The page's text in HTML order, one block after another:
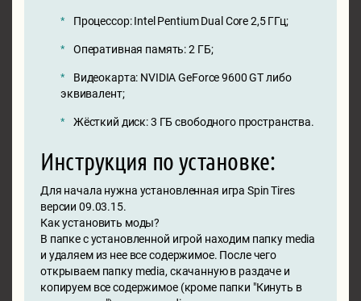
Процессор: Intel Pentium Dual Core 2,5 ГГц;
Оперативная память: 2 ГБ;
Видеокарта: NVIDIA GeForce 9600 GT либо
эквивалент;
Жёсткий диск: 3 ГБ свободного пространства.
Инструкция по установке:
Для начала нужна установленная игра Spin Tires
версии 09.03.15.
Как установить моды?
В папке с установленной игрой находим папку media
и удаляем из нее все содержимое. После чего
открываем папку media, скачанную в раздаче и
копируем все содержимое (кроме папки "Кинуть в